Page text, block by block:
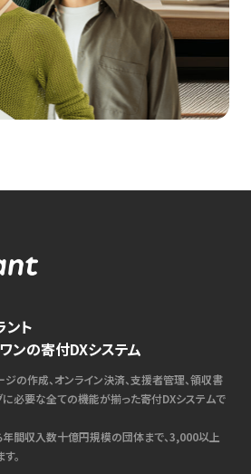
ント
ンの寄付DXシステム
ジの作成、オンライン決済、支援者管理、領収書
に必要な全ての機能が揃った寄付DXシステムで
間収入数十億円規模の団体まで、3,000以上
。